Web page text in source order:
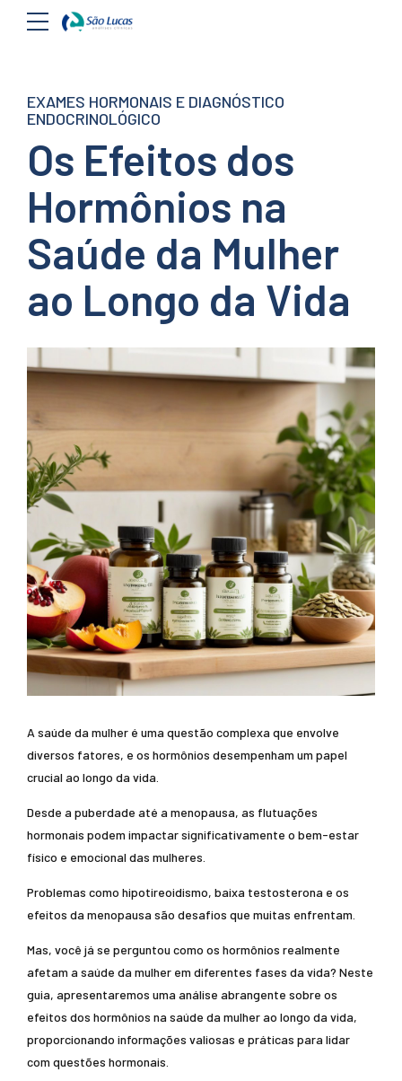
EXAMES HORMONAIS E DIAGNÓSTICO
ENDOCRINOLÓGICO
Os Efeitos dos
Hormônios na
Saúde da Mulher
ao Longo da Vida
A saúde da mulher é uma questão complexa que envolve
diversos fatores, e os hormônios desempenham um papel
crucial ao longo da vida.
Desde a puberdade até a menopausa, as flutuações
hormonais podem impactar significativamente o bem-estar
físico e emocional das mulheres.
Problemas como hipotireoidismo, baixa testosterona e os
efeitos da menopausa são desafios que muitas enfrentam.
Mas, você já se perguntou como os hormônios realmente
afetam a saúde da mulher em diferentes fases da vida? Neste
guia, apresentaremos uma análise abrangente sobre os
efeitos dos hormônios na saúde da mulher ao longo da vida,
proporcionando informações valiosas e práticas para lidar
com questões hormonais.